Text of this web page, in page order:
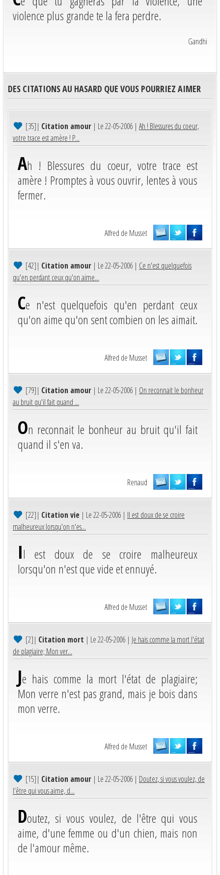
violence plus grande te la fera perdre.
Gandhi
DES CITATIONS AU HASARD QUE VOUS POURRIEZ AIMER
[35]| Citation amour | Le 22-05-2006 | Ah ! Blessures du coeur,
votre trace est amère ! P...
Ah ! Blessures du coeur, votre trace est
amère ! Promptes à vous ouvrir, lentes à vous
fermer.
Alfred de Musset
[42]| Citation amour | Le 22-05-2006 | Ce n'est quelquefois
qu'en perdant ceux qu'on aime...
Ce n'est quelquefois qu'en perdant ceux
qu'on aime qu'on sent combien on les aimait.
Alfred de Musset
[79]| Citation amour | Le 22-05-2006 | On reconnait le bonheur
au bruit qu'il fait quand ...
On reconnait le bonheur au bruit qu'il fait
quand il s'en va.
Renaud
[22]| Citation vie | Le 22-05-2006 | Il est doux de se croire
malheureux lorsqu'on n'es...
Il est doux de se croire malheureux
lorsqu'on n'est que vide et ennuyé.
Alfred de Musset
[2]| Citation mort | Le 22-05-2006 | Je hais comme la mort l'état
de plagiaire; Mon ver...
Je hais comme la mort l'état de plagiaire;
Mon verre n'est pas grand, mais je bois dans
mon verre.
Alfred de Musset
[15]| Citation amour | Le 22-05-2006 | Doutez, si vous voulez, de
l'être qui vous aime, d...
Doutez, si vous voulez, de l'être qui vous
aime, d'une femme ou d'un chien, mais non
de l'amour même.